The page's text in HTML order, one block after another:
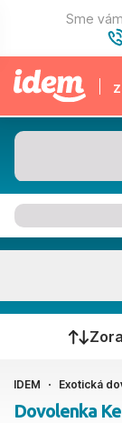
Sme
Kedy
Ako
IDEM Exotická
Dovolenka